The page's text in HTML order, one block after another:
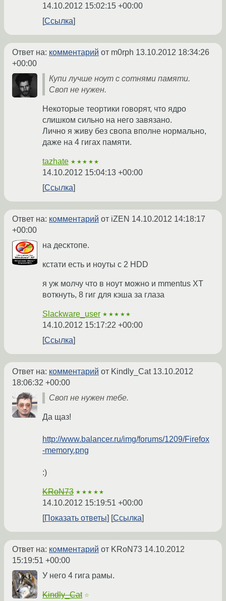
14.10.2012 15:02:15 +00:00
Ссылка
Ответ на: комментарий от m0rph 13.10.2012 18:34:26
+00:00
Купи лучше ноут с сотнями памяти.
Своп не нужен.
Некоторые теортики говорят, что ядро
слишком сильно на него завязано.
Лично я живу без свопа вполне нормально,
даже на 4 гигах памяти.
tazhate ★★★★★
14.10.2012 15:04:13 +00:00
Ссылка
Ответ на: комментарий от iZEN 14.10.2012 14:18:17
+00:00
на десктопе.
кстати есть и ноуты с 2 HDD
я уж молчу что в ноут можно и mmentus XT
воткнуть, 8 гиг для кэша за глаза
Slackware_user ★★★★★
14.10.2012 15:17:22 +00:00
Ссылка
Ответ на: комментарий от Kindly_Cat 13.10.2012
18:06:32 +00:00
Своп не нужен тебе.
Да щаз!
http://www.balancer.ru/img/forums/1209/Firefox
-memory.png
:)
KRoN73 ★★★★★
14.10.2012 15:19:51 +00:00
Показать ответы
Ссылка
Ответ на: комментарий от KRoN73 14.10.2012
15:19:51 +00:00
У него 4 гига рамы.
Kindly_Cat ☆